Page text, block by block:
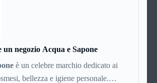
ti costa davvero) probabilmente
precisa su come funziona PayPal.
negozio Acqua e Sapone
è un celebre marchio dedicato ai
bellezza e igiene personale.